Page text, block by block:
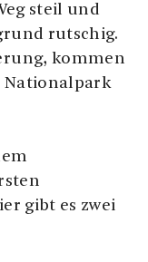
steil und
rutschig.
kommen
Nationalpark
gibt es zwei